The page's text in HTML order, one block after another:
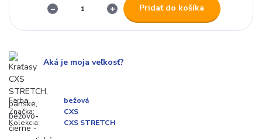
Pridať do košíka
Aká je moja veľkosť?
Farba:
bežová
Značka:
CXS
Kolekcia:
CXS STRETCH